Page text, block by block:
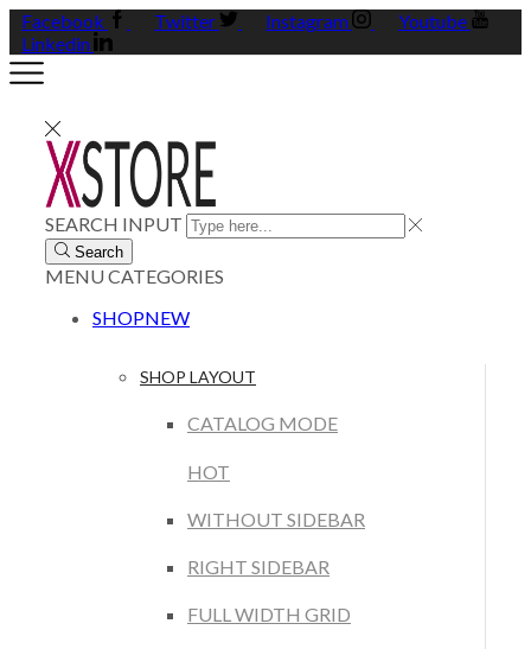
Facebook Twitter Instagram
Youtube
Linkedin
SEARCH INPUT
Search
MENUCATEGORIES
SHOPNEW
SHOP LAYOUT
CATALOG MODE
HOT
WITHOUT SIDEBAR
RIGHT SIDEBAR
FULL WIDTH GRID